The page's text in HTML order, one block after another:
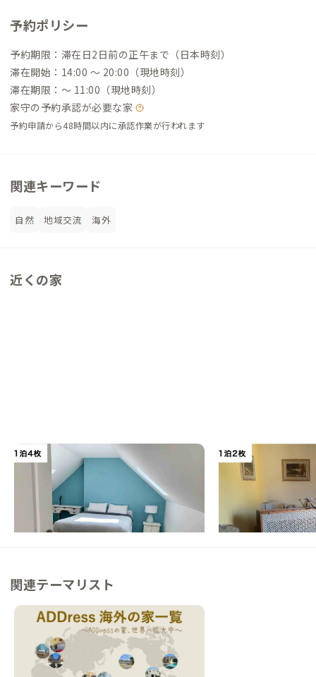
予約ポリシー
予約期限：滞在日2日前の正午まで（日本時刻）
滞在開始：14:00 〜 20:00（現地時刻）
滞在期限：〜 11:00（現地時刻）
家守の予約承認が必要な家
予約申請から48時間以内に承認作業が行われます
関連キーワード
自然 地域交流 海外
近くの家
ムードンA邸
戸建て
【アクセス良好】セーヌ川沿いの穏やかな町
並みに佇む家
この家からの距離 433km
ピストイアA邸
イタリア その他
【フィレンツェまで
温泉と音楽の街
この家からの距離 467km
関連テーマリスト